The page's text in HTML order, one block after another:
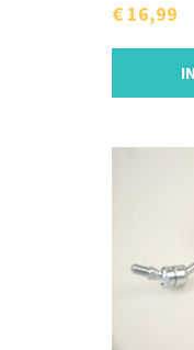
€ 16,99